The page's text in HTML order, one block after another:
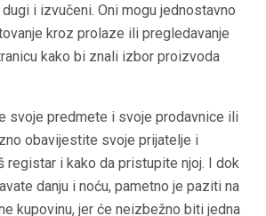
i izvučeni. Oni mogu jednostavno
kroz prolaze ili pregledavanje
kako bi znali izbor proizvoda
svoje predmete i svoje prodavnice ili
obavijestite svoje prijatelje i
registar i kako da pristupite njoj. I dok
danju i noću, pametno je paziti na
kupovinu, jer će neizbežno biti jedna